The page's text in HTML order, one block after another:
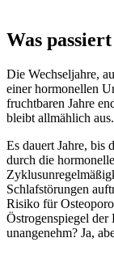
Was
Die Wechseljahre,
einer hormonellen
fruchtbaren Jahre
bleibt allmählich aus.
Es dauert Jahre, bis
durch die
Schlafstörungen
Risiko für
Östrogenspiegel
unangenehm? Ja,